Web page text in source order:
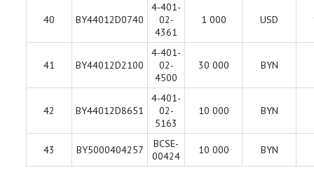
40 BY44012D0740
4-401-
02-
4361
1 000 USD
41 BY44012D2100
4-401-
02-
4500
30 000 BYN
42 BY44012D8651
4-401-
02-
5163
10 000 BYN
43 BY5000404257
BCSE-
00424
10 000 BYN